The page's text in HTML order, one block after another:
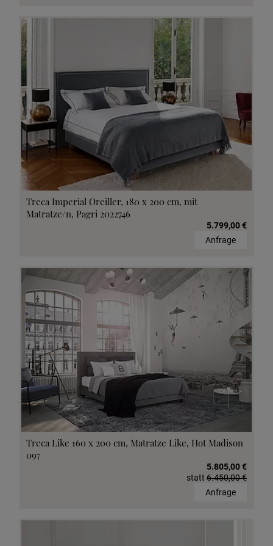
Treca Imperial Oreiller, 180 x 200 cm, mit
Matratze/n, Pagri 2022746
5.799,00 €
Anfrage
Treca Like 160 x 200 cm, Matratze Like, Hot Madison
097
5.805,00 €
statt 6.450,00 €
Anfrage